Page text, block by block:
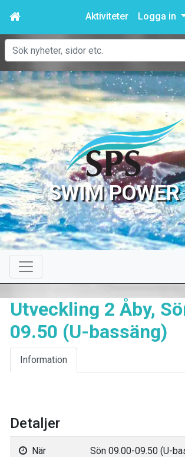
Aktiviteter Logga in
SWIM POWER
Utveckling 2 Åby,
09.50 (U-bassäng)
Information
Detaljer
När Sön 09.00-09.50 (U-